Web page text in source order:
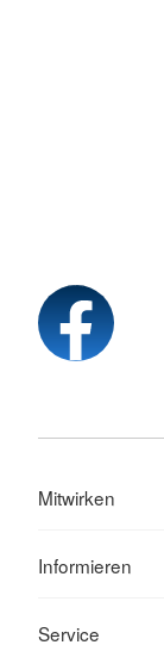
Mitwirken
Informieren
Service